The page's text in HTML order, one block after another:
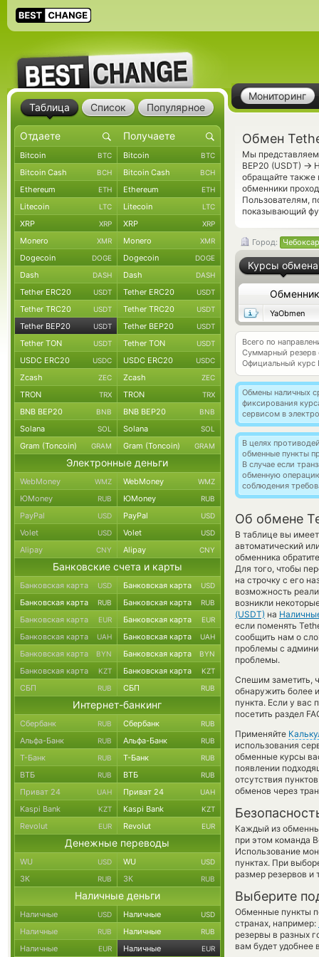
Мониторинг
Обмен
Мы представляем
BEP20 (USDT) →
обращайте также
обменники
Пользователям,
показывающий
Город:
Курсы обмена
Обменник
YaObmen
Всего по
Суммарный резерв
Официальный курс
Обмены наличных
фиксирования
сервисом в
В целях
обменные пункты
В случае если
обменную
соблюдения
Об обмене
В таблице вы
автоматический
обменника
Для того, чтобы
на строчку с его
возможность
возникли
(USDT) на
если поменять
сообщить нам о
проблемы с
проблемы.
Спешим заметить,
обнаружить более
пункта. Если у вас
посетить раздел
Применяйте
использования
обменные курсы
появлении
отсутствия
обменов через
Каждый из
при этом команда
Использование
пунктах. При
размер резервов и
Выберите
Обменные пункты
странах, например:
резервы в разных
вам будет удобнее
Таблица Список Популярное
Bitcoin BTC Bitcoin BTC
Bitcoin Cash BCH Bitcoin Cash BCH
Ethereum ETH Ethereum ETH
Litecoin LTC Litecoin LTC
XRP XRP XRP XRP
Monero XMR Monero XMR
Dogecoin DOGE Dogecoin DOGE
Dash DASH Dash DASH
Tether ERC20 USDT Tether ERC20 USDT
Tether TRC20 USDT Tether TRC20 USDT
Tether BEP20 USDT Tether BEP20 USDT
Tether TON USDT Tether TON USDT
USDC ERC20 USDC USDC ERC20 USDC
Zcash ZEC Zcash ZEC
TRON TRX TRON TRX
BNB BEP20 BNB BNB BEP20 BNB
Solana SOL Solana SOL
Gram (Toncoin) GRAM Gram (Toncoin) GRAM
Электронные деньги
WebMoney WMZ WebMoney WMZ
ЮMoney RUB ЮMoney RUB
PayPal USD PayPal USD
Volet USD Volet USD
Alipay CNY Alipay CNY
Банковские счета и карты
Банковская карта USD Банковская карта USD
Банковская карта RUB Банковская карта RUB
Банковская карта EUR Банковская карта EUR
Банковская карта UAH Банковская карта UAH
Банковская карта BYN Банковская карта BYN
Банковская карта KZT Банковская карта KZT
СБП RUB СБП RUB
Интернет-банкинг
Сбербанк RUB Сбербанк RUB
Альфа-Банк RUB Альфа-Банк RUB
Т-Банк RUB Т-Банк RUB
ВТБ RUB ВТБ RUB
Приват 24 UAH Приват 24 UAH
Kaspi Bank KZT Kaspi Bank KZT
Revolut EUR Revolut EUR
Денежные переводы
WU USD WU USD
ЗК RUB ЗК RUB
Наличные деньги
Наличные USD Наличные USD
Наличные RUB Наличные RUB
Наличные EUR Наличные EUR